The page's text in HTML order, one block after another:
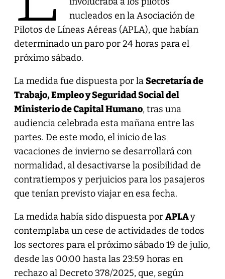
nucleados en la Asociación de
Pilotos de Líneas Aéreas (APLA), que habían
determinado un paro por 24 horas para el
próximo sábado.
La medida fue dispuesta por laSecretaría de
Trabajo, Empleo y Seguridad Social del
Ministerio de Capital Humano, tras una
audiencia celebrada esta mañana entre las
partes. De este modo, el inicio de las
vacaciones de invierno se desarrollará con
normalidad, al desactivarse la posibilidad de
contratiempos y perjuicios para los pasajeros
que tenían previsto viajar en esa fecha.
La medida había sido dispuesta porAPLAy
contemplaba un cese de actividades de todos
los sectores para el próximo sábado 19 de julio,
desde las 00:00 hasta las 23:59 horas en
rechazo al Decreto 378/2025, que, según